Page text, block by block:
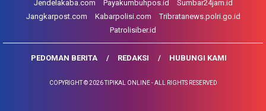
Jendelakaba.com
Payakumbuhpos.id
Sumbar24jam.id
Jangkarpost.com
Kabarpolisi.com
Tribratanews.polri.go.id
Patrolisiber.id
PEDOMAN BERITA REDAKSI HUBUNGI KAMI
COPYRIGHT © 2026 TIPIKAL ONLINE - ALL RIGHTS RESERVED